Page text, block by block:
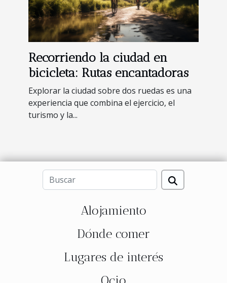
Recorriendo la ciudad en
bicicleta: Rutas encantadoras
Explorar la ciudad sobre dos ruedas es una
experiencia que combina el ejercicio, el
turismo y la...
Alojamiento
Dónde comer
Lugares de interés